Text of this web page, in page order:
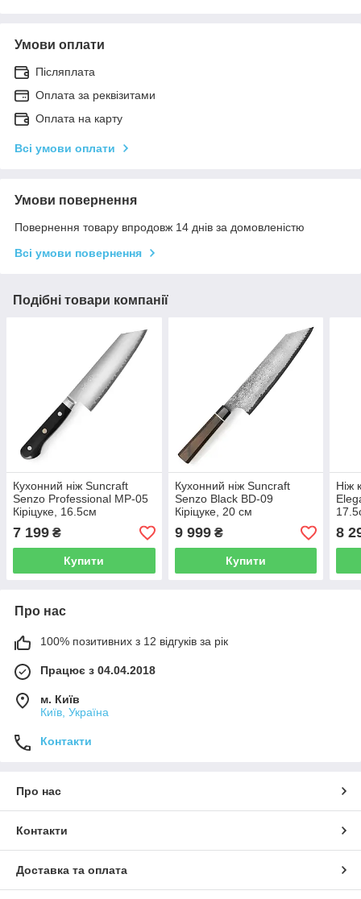
Умови оплати
Післяплата
Оплата за реквізитами
Оплата на карту
Всі умови оплати
Умови повернення
Повернення товару впродовж 14 днів за домовленістю
Всі умови повернення
Подібні товари компанії
Кухонний ніж Suncraft
Senzo Professional MP-05
Кіріцуке, 16.5см
7 199 ₴
Купити
Кухонний ніж Suncraft
Senzo Black BD-09
Кіріцуке, 20 см
9 999₴
Купити
Ніж
8
Про нас
100% позитивних з 12 відгуків за рік
Працює з 04.04.2018
м. Київ
Київ, Україна
Контакти
Про нас
Контакти
Доставка та оплата